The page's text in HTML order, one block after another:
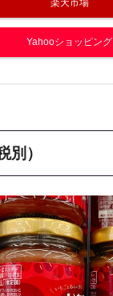
Yahooショッピング
別）